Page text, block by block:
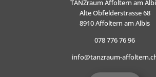
TANZraum Affoltern am
Alte Obfelderstrasse 68
8910 Affoltern am Albis
078 776 76 96
info@tanzraum-